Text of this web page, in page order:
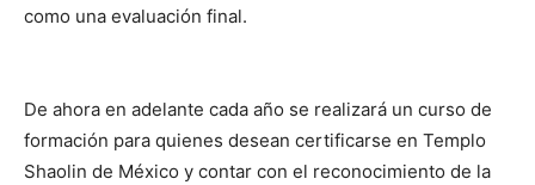
como una evaluación final.
De ahora en adelante cada año se realizará un curso de
formación para quienes desean certificarse en Templo
Shaolin de México y contar con el reconocimiento de la